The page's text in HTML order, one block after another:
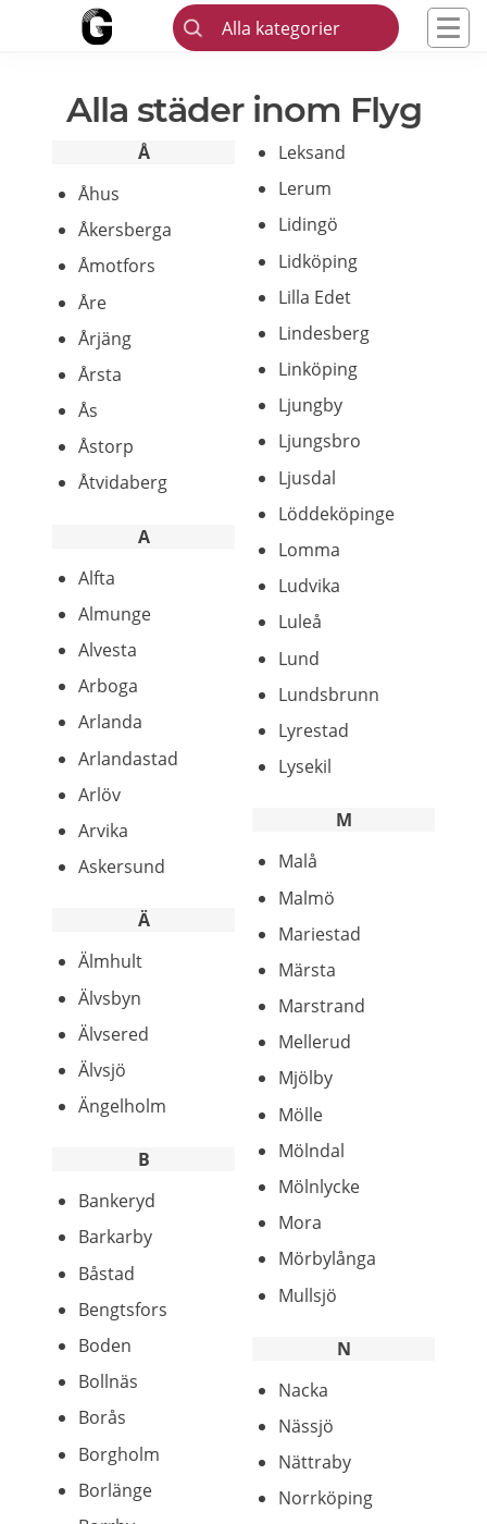
Alla kategorier
Alla städer inom Flyg
Å
Åhus
Åkersberga
Åmotfors
Åre
Årjäng
Årsta
Ås
Åstorp
Åtvidaberg
A
Alfta
Almunge
Alvesta
Arboga
Arlanda
Arlandastad
Arlöv
Arvika
Askersund
Ä
Älmhult
Älvsbyn
Älvsered
Älvsjö
Ängelholm
B
Bankeryd
Barkarby
Båstad
Bengtsfors
Boden
Bollnäs
Borås
Borgholm
Borlänge
Leksand
Lerum
Lidingö
Lidköping
Lilla Edet
Lindesberg
Linköping
Ljungby
Ljungsbro
Ljusdal
Löddeköpinge
Lomma
Ludvika
Luleå
Lund
Lundsbrunn
Lyrestad
Lysekil
M
Malå
Malmö
Mariestad
Märsta
Marstrand
Mellerud
Mjölby
Mölle
Mölndal
Mölnlycke
Mora
Mörbylånga
Mullsjö
N
Nacka
Nässjö
Nättraby
Norrköping